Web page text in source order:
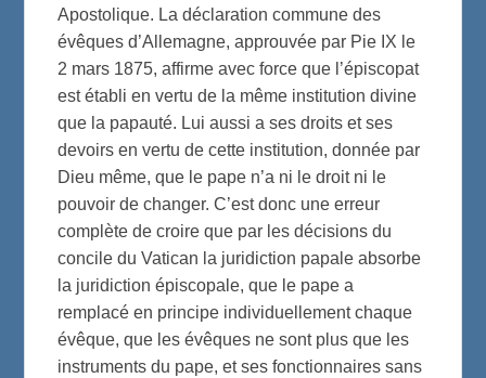
Apostolique. La déclaration commune des
évêques d’Allemagne, approuvée par Pie IX le
2 mars 1875, affirme avec force que l’épiscopat
est établi en vertu de la même institution divine
que la papauté. Lui aussi a ses droits et ses
devoirs en vertu de cette institution, donnée par
Dieu même, que le pape n’a ni le droit ni le
pouvoir de changer. C’est donc une erreur
complète de croire que par les décisions du
concile du Vatican la juridiction papale absorbe
la juridiction épiscopale, que le pape a
remplacé en principe individuellement chaque
évêque, que les évêques ne sont plus que les
instruments du pape, et ses fonctionnaires sans